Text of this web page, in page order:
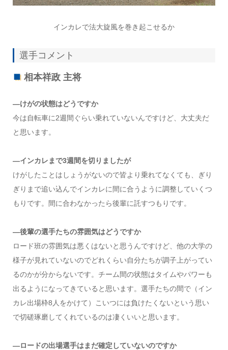
インカレで法大旋風を巻き起こせるか
選手コメント
相本祥政 主将
―けがの状態はどうですか
今は自転車に2週間ぐらい乗れていないんですけど、大丈夫だ
と思います。
―インカレまで3週間を切りましたが
けがしたことはしょうがないので皆より乗れてなくても、ぎり
ぎりまで追い込んでインカレに間に合うように調整していくつ
もりです。間に合わなかったら後輩に託すつもりです。
―後輩の選手たちの雰囲気はどうですか
ロード班の雰囲気は悪くはないと思うんですけど、他の大学の
様子が見れていないのでどれくらい自分たちが調子上がってい
るのかが分からないです。チーム間の状態はタイムやパワーも
出るようになってきていると思います。選手たちの間で（イン
カレ出場枠8人をかけて）こいつには負けたくないという思い
で切磋琢磨してくれているのは凄くいいと思います。
―ロードの出場選手はまだ確定していないのですか